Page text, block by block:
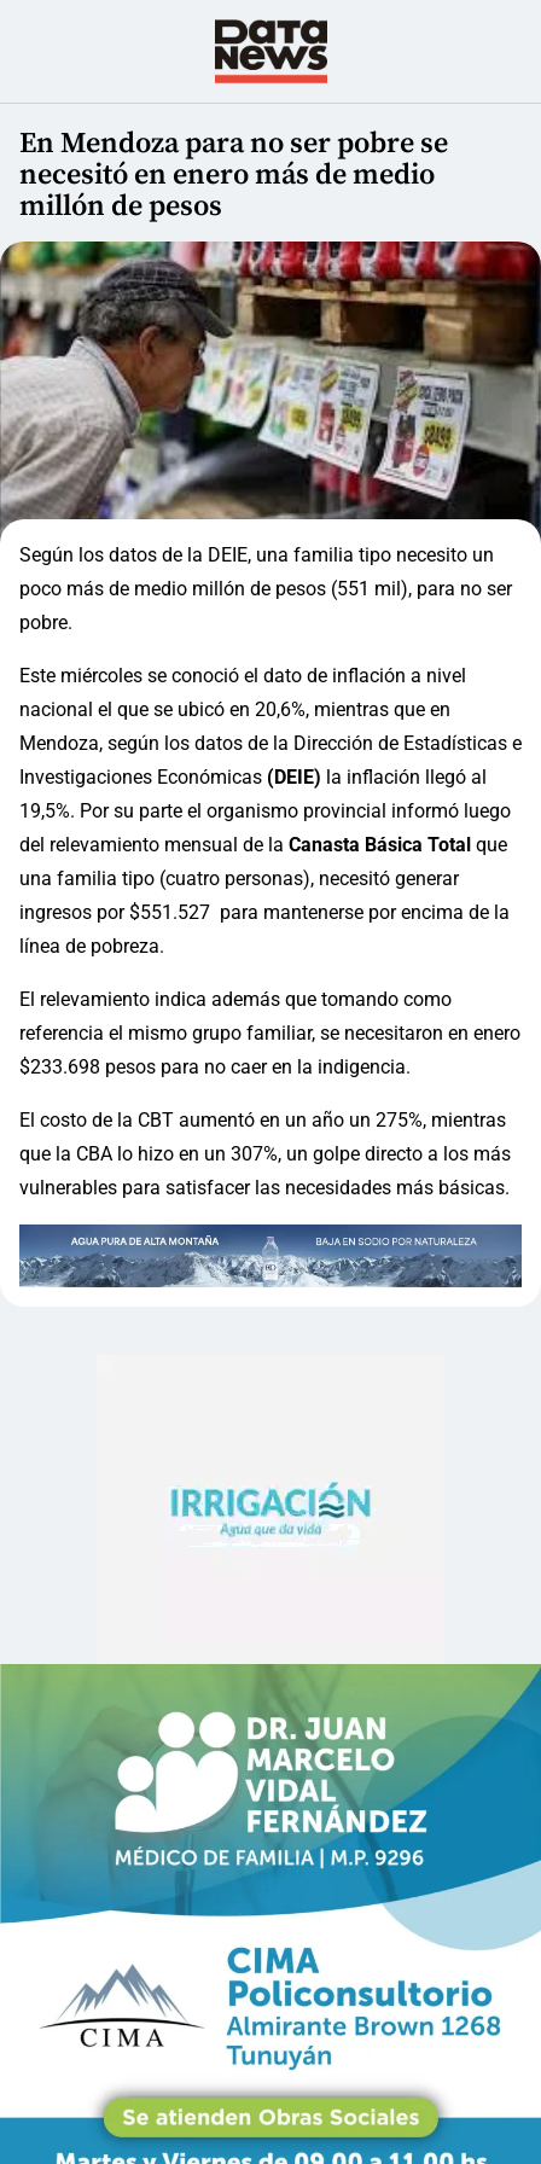
En Mendoza para no ser pobre se
necesitó en enero más de medio
millón de pesos
Según los datos de la DEIE, una familia tipo necesito un
poco más de medio millón de pesos (551 mil), para no ser
pobre.
Este miércoles se conoció el dato de inflación a nivel
nacional el que se ubicó en 20,6%, mientras que en
Mendoza, según los datos de la Dirección de Estadísticas e
Investigaciones Económicas (DEIE) la inflación llegó al
19,5%. Por su parte el organismo provincial informó luego
del relevamiento mensual de la Canasta Básica Total que
una familia tipo (cuatro personas), necesitó generar
ingresos por $551.527 para mantenerse por encima de la
línea de pobreza.
El relevamiento indica además que tomando como
referencia el mismo grupo familiar, se necesitaron en enero
$233.698 pesos para no caer en la indigencia.
El costo de la CBT aumentó en un año un 275%, mientras
que la CBA lo hizo en un 307%, un golpe directo a los más
vulnerables para satisfacer las necesidades más básicas.